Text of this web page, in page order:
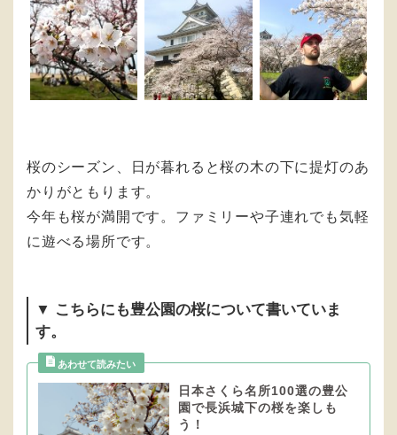
桜のシーズン、日が暮れると桜の木の下に提灯のあ
かりがともります。
今年も桜が満開です。ファミリーや子連れでも気軽
に遊べる場所です。
▼ こちらにも豊公園の桜について書いていま
す。
日本さくら名所100選の豊公
園で長浜城下の桜を楽しも
う！